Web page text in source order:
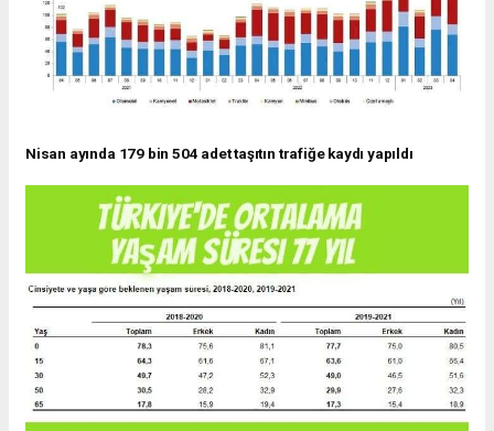
Nisan ayında 179 bin 504 adet taşıtın trafiğe kaydı yapıldı